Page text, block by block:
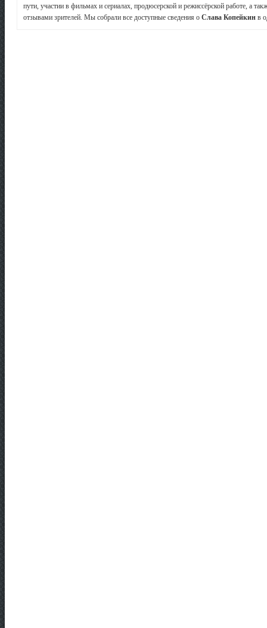
пути, участии в фильмах и сериалах, продюсерской и режиссёрской работе, а
отзывами зрителей. Мы собрали все доступные сведения о Слава Копейкин в